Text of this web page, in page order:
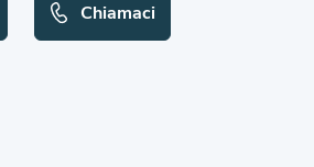
Chiamaci